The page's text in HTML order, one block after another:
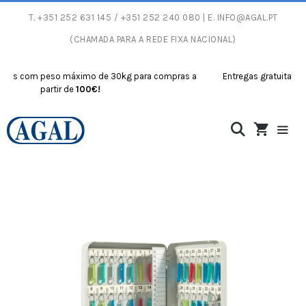
T. +351 252 631 145 / +351 252 240 080 | E. INFO@AGAL.PT
(CHAMADA PARA A REDE FIXA NACIONAL)
peso máximo de 30kg para compras a
partir de100€!
Entregas gratuitas com